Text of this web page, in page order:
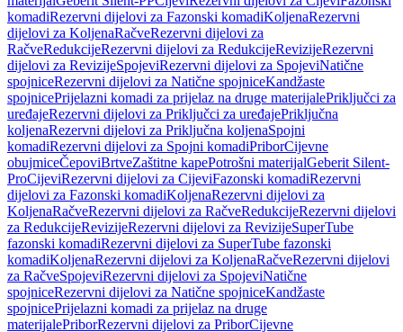
komadiRezervni dijelovi za Fazonski komadiKoljenaRezervni
dijelovi za KoljenaRačveRezervni dijelovi za
RačveRedukcijeRezervni dijelovi za RedukcijeRevizijeRezervni
dijelovi za RevizijeSpojeviRezervni dijelovi za SpojeviNatične
spojniceRezervni dijelovi za Natične spojniceKandžaste
spojnicePrijelazni komadi za prijelaz na druge materijalePriključci za
uređajeRezervni dijelovi za Priključci za uređajePriključna
koljenaRezervni dijelovi za Priključna koljenaSpojni
komadiRezervni dijelovi za Spojni komadiPriborCijevne
obujmiceČepoviBrtveZaštitne kapePotrošni materijalGeberit Silent-
ProCijeviRezervni dijelovi za CijeviFazonski komadiRezervni
dijelovi za Fazonski komadiKoljenaRezervni dijelovi za
KoljenaRačveRezervni dijelovi za RačveRedukcijeRezervni dijelovi
za RedukcijeRevizijeRezervni dijelovi za RevizijeSuperTube
fazonski komadiRezervni dijelovi za SuperTube fazonski
komadiKoljenaRezervni dijelovi za KoljenaRačveRezervni dijelovi
za RačveSpojeviRezervni dijelovi za SpojeviNatične
spojniceRezervni dijelovi za Natične spojniceKandžaste
spojnicePrijelazni komadi za prijelaz na druge
materijalePriborRezervni dijelovi za PriborCijevne